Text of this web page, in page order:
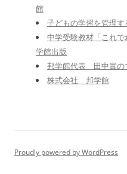
館
子どもの学習を管理
中学受験教材「これ
学館出版
邦学館代表 田中貴の
株式会社 邦学館
Proudly powered by WordPress